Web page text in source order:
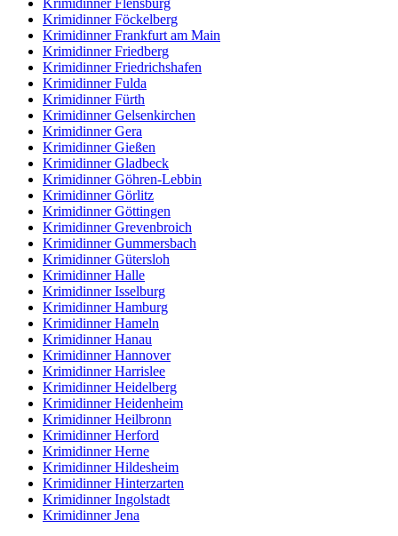
Krimidinner Föckelberg
Krimidinner Frankfurt am Main
Krimidinner Friedberg
Krimidinner Friedrichshafen
Krimidinner Fulda
Krimidinner Fürth
Krimidinner Gelsenkirchen
Krimidinner Gera
Krimidinner Gießen
Krimidinner Gladbeck
Krimidinner Göhren-Lebbin
Krimidinner Görlitz
Krimidinner Göttingen
Krimidinner Grevenbroich
Krimidinner Gummersbach
Krimidinner Gütersloh
Krimidinner Halle
Krimidinner Isselburg
Krimidinner Hamburg
Krimidinner Hameln
Krimidinner Hanau
Krimidinner Hannover
Krimidinner Harrislee
Krimidinner Heidelberg
Krimidinner Heidenheim
Krimidinner Heilbronn
Krimidinner Herford
Krimidinner Herne
Krimidinner Hildesheim
Krimidinner Hinterzarten
Krimidinner Ingolstadt
Krimidinner Jena